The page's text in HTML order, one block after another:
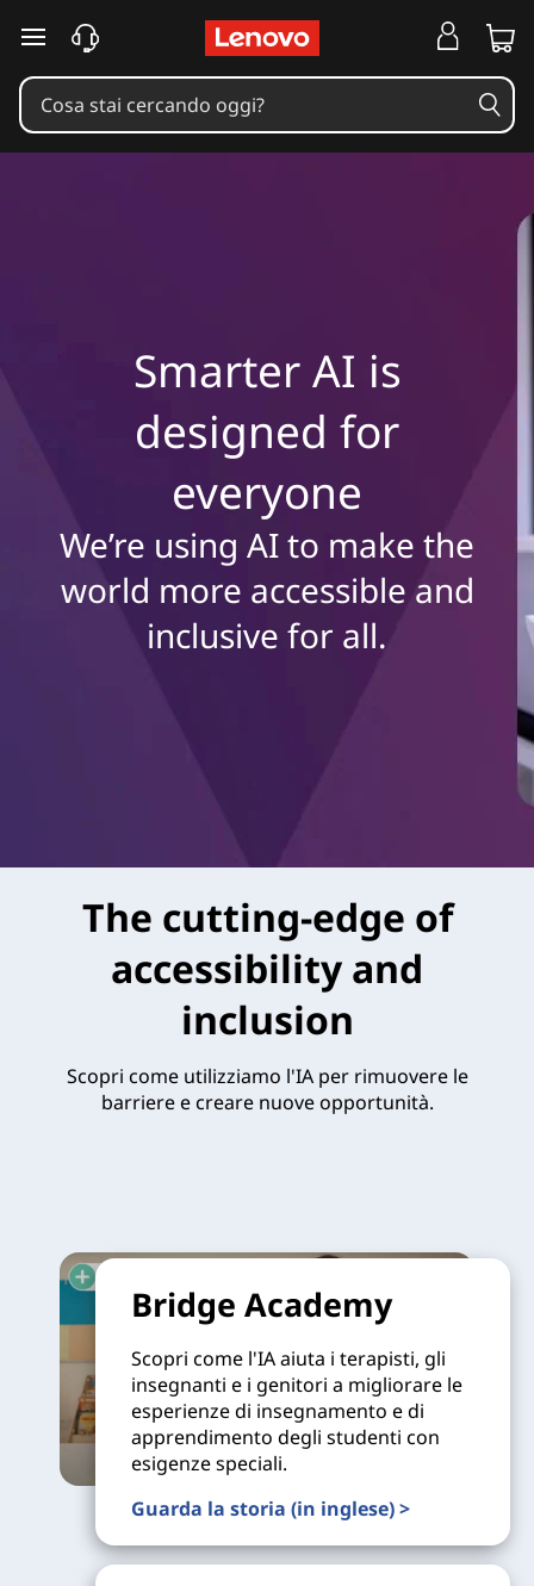
Smarter AI is
designed for
everyone
We’re using AI to make the
world more accessible and
inclusive for all.
The cutting-edge of
accessibility and
inclusion
Scopri come utilizziamo l'IA per rimuovere le
barriere e creare nuove opportunità.
Bridge Academy
Scopri come l'IA aiuta i terapisti, gli
insegnanti e i genitori a migliorare le
esperienze di insegnamento e di
apprendimento degli studenti con
esigenze speciali.
Guarda la storia (in inglese) >